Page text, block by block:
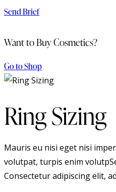
Send Brief
Want to Buy Cosmetics?
Go to Shop
Ring Sizing
Mauris eu nisi eget nisi
volutpat, turpis enim
Consectetur adipiscing elit,